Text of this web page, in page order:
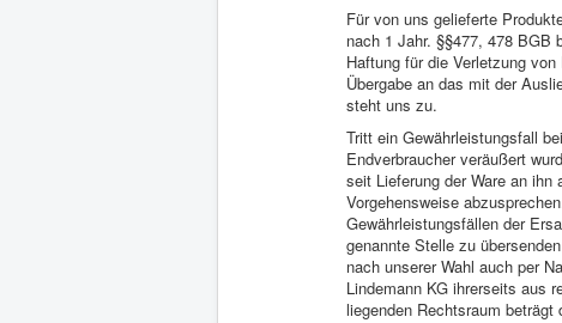
Für von uns gelieferte
nach 1 Jahr. §§477, 478 BGB
Haftung für die Verletzung
Übergabe an das mit der
steht uns zu.
Tritt ein Gewährleistungsfall
Endverbraucher veräußert
seit Lieferung der Ware an
Vorgehensweise
Gewährleistungsfällen der
genannte Stelle zu
nach unserer Wahl auch per
Lindemann KG ihrerseits aus
liegenden Rechtsraum